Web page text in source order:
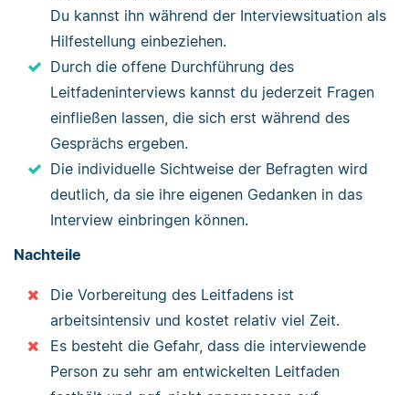
Du kannst ihn während der Interviewsituation als
Hilfestellung einbeziehen.
Durch die offene Durchführung des
Leitfadeninterviews kannst du jederzeit Fragen
einfließen lassen, die sich erst während des
Gesprächs ergeben.
Die individuelle Sichtweise der Befragten wird
deutlich, da sie ihre eigenen Gedanken in das
Interview einbringen können.
Nachteile
Die Vorbereitung des Leitfadens ist
arbeitsintensiv und kostet relativ viel Zeit.
Es besteht die Gefahr, dass die interviewende
Person zu sehr am entwickelten Leitfaden